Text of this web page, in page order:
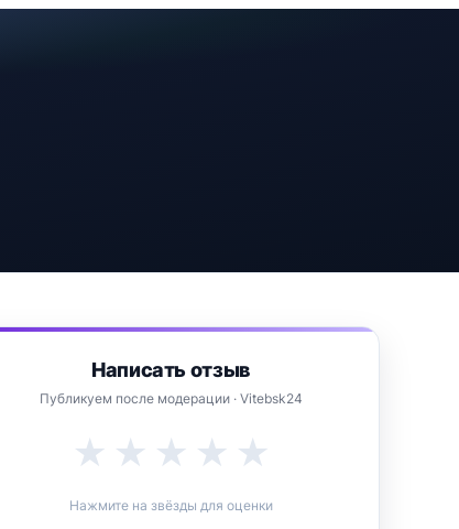
Написать отзыв
Публикуем после модерации · Vitebsk24
★
★
★
★
★
Нажмите на звёзды для оценки